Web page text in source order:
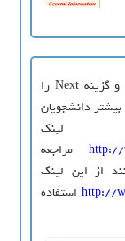
دوره زمانی را مطابق با شرایط خود انتخاب و گزینه Next را
دانشجویان
لینک
http://
مراجعه
از این لینک
http:// استفاده